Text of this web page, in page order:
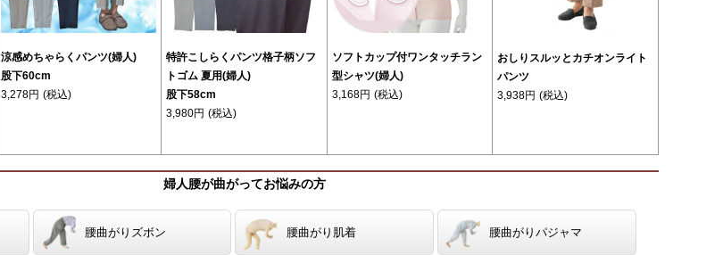
涼感めちゃらくパンツ(婦人)
股下60cm
3,278円 (税込)
特許こしらくパンツ格子柄ソフ
トゴム 夏用(婦人)
股下58cm
3,980円 (税込)
ソフトカップ付ワンタッチラン
型シャツ(婦人)
3,168円 (税込)
おしりスルッとカチオンライト
パンツ
3,938円 (税込)
婦人腰が曲がってお悩みの方
腰曲がりズボン 腰曲がり肌着 腰曲がりパジャマ